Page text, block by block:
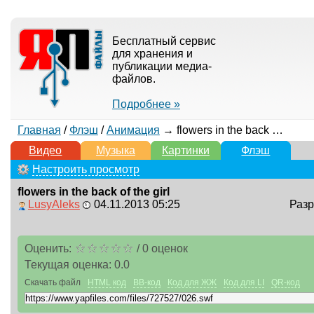
Бесплатный сервис
для хранения и
публикации медиа-
файлов.
Подробнее »
Главная / Флэш /Анимация → flowers in the back of the girl
Видео
Музыка Картинки
Флэш
Настроить просмотр
flowers in the back of the girl
LusyAleks
04.11.2013 05:25
Оценить: /0оценок
Текущая оценка: 0.0
Скачать файл HTML код BB-код Код для ЖЖ Код для LI QR-код